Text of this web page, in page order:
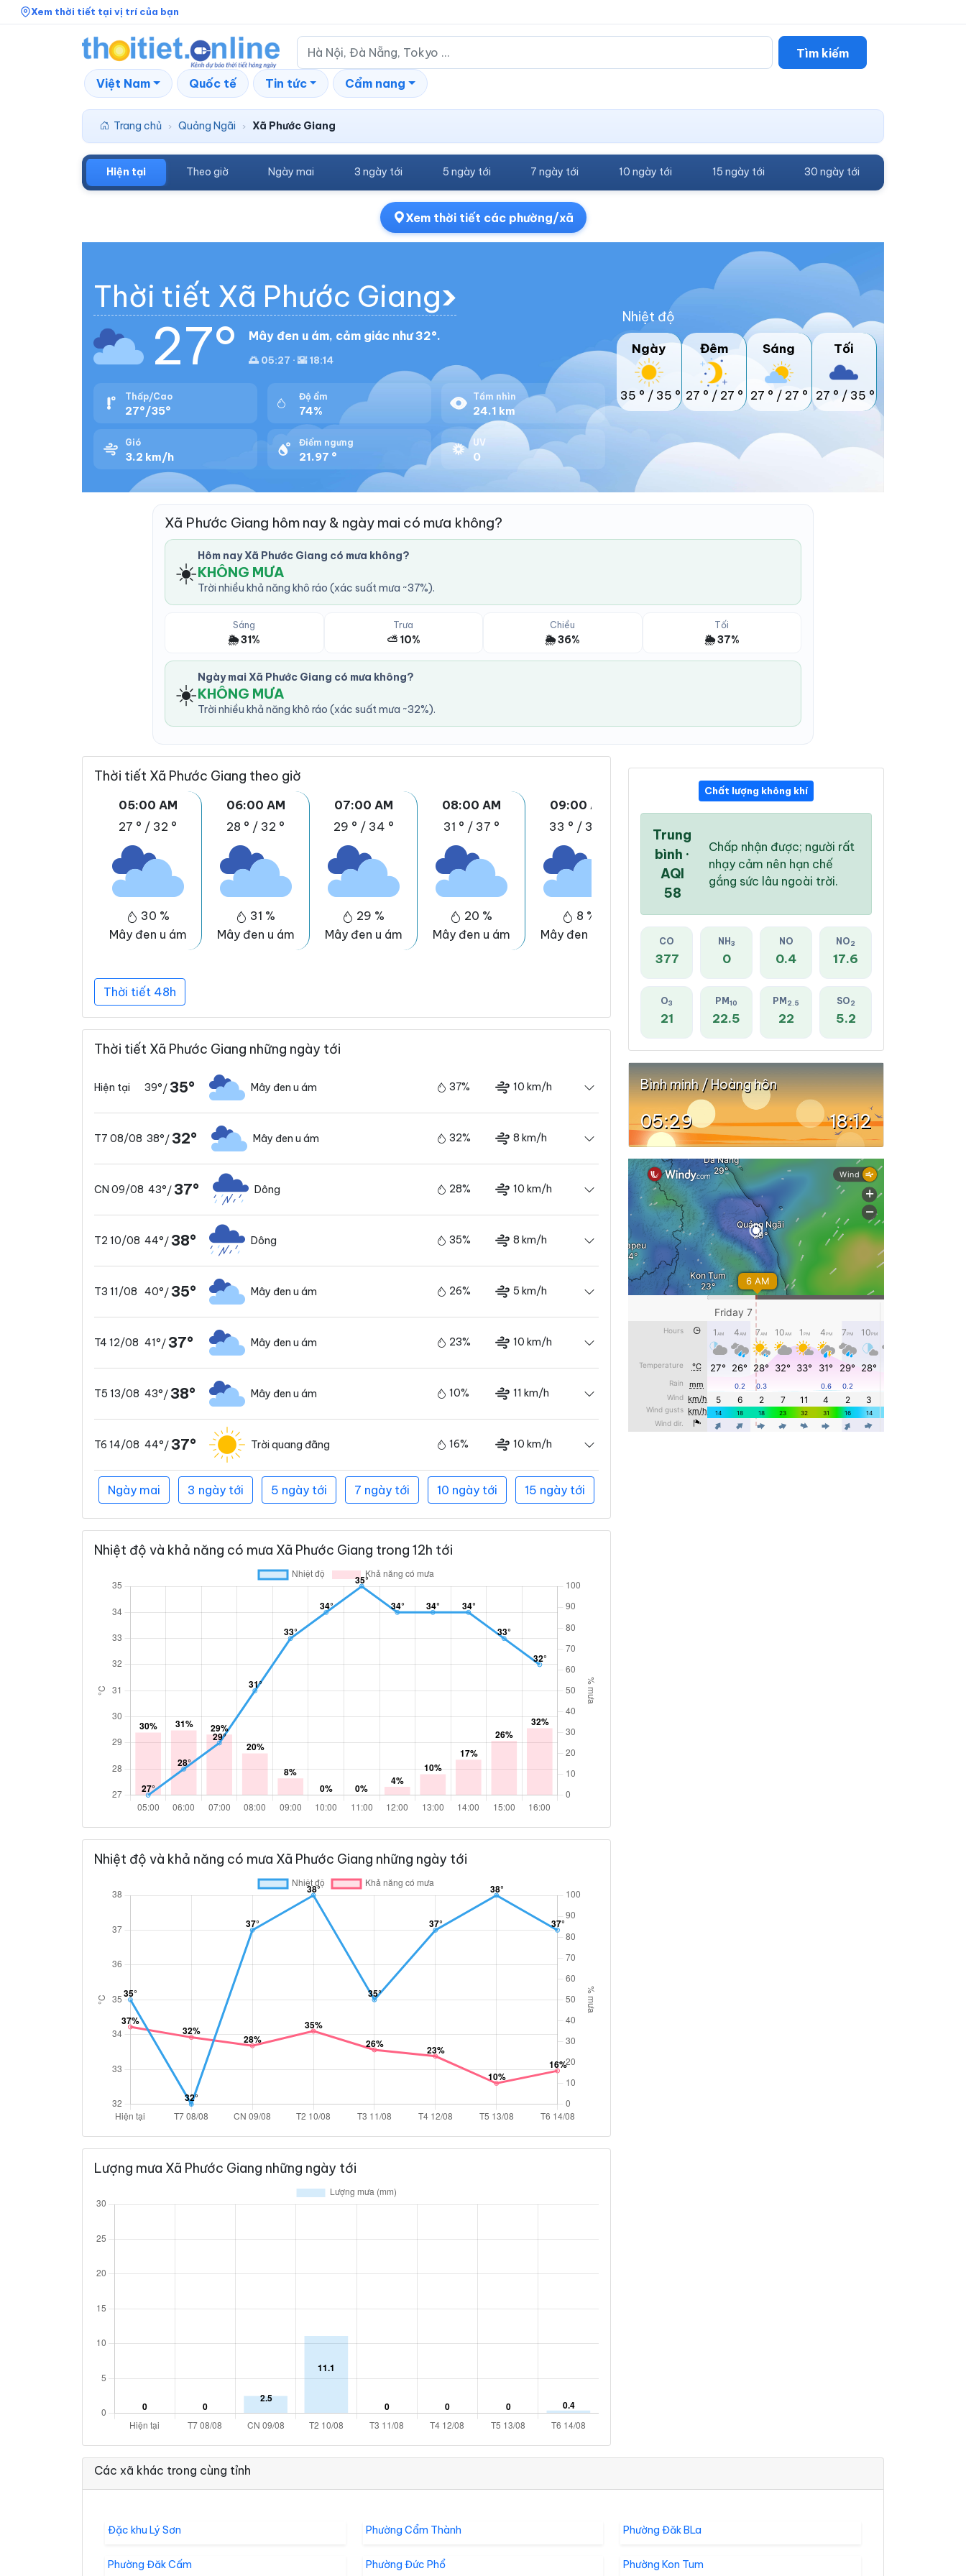
Xem thời tiết tại vị trí của bạn
Tìm kiếm
Việt Nam Quốc tế Tin tức Cẩm nang
Trang chủ › Quảng Ngãi › Xã Phước Giang
Hiện tại Theo giờ Ngày mai 3 ngày tới 5 ngày tới 7 ngày tới 10 ngày tới 15 ngày tới 30 ngày tới
Xem thời tiết các phường/xã
Thời tiết Xã Phước Giang
27° Mây đen u ám, cảm giác như 32°.
🌅 05:27 · 🌇 18:14
Thấp/Cao
27°/35°
Độ ẩm
74%
Tầm nhìn
24.1 km
Gió
3.2 km/h
Điểm ngưng
21.97 °
UV
0
Nhiệt độ
Ngày
35 ° / 35 °
Đêm
27 ° / 27 °
Sáng
27 ° / 27 °
Tối
27 ° / 35 °
Xã Phước Giang hôm nay & ngày mai có mưa không?
☀️
Hôm nay Xã Phước Giang có mưa không?
KHÔNG MƯA
Trời nhiều khả năng khô ráo (xác suất mưa ~37%).
Sáng
🌦️ 31%
Trưa
⛅ 10%
Chiều
🌦️ 36%
Tối
🌦️ 37%
☀️
Ngày mai Xã Phước Giang có mưa không?
KHÔNG MƯA
Trời nhiều khả năng khô ráo (xác suất mưa ~32%).
Thời tiết Xã Phước Giang theo giờ
05:00 AM
27 ° / 32 °
30 %
Mây đen u ám
06:00 AM
28 ° / 32 °
31 %
Mây đen u ám
07:00 AM
29 ° / 34 °
29 %
Mây đen u ám
08:00 AM
31 ° / 37 °
20 %
Mây đen u ám
09:00 AM
33 ° / 38 °
8 %
Mây đen u ám
10:00 AM
34 °
0 %
Mây đen u ám
11:00 AM
0 %
Mây đen u ám
Thời tiết 48h
Thời tiết Xã Phước Giang những ngày tới
Hiện tại 39°/35° Mây đen u ám 37% 10 km/h
T7 08/08 38°/32° Mây đen u ám 32% 8 km/h
CN 09/08 43°/37° Dông 28% 10 km/h
T2 10/08 44°/38° Dông 35% 8 km/h
T3 11/08 40°/35° Mây đen u ám 26% 5 km/h
T4 12/08 41°/37° Mây đen u ám 23% 10 km/h
T5 13/08 43°/38° Mây đen u ám 10% 11 km/h
T6 14/08 44°/37° Trời quang đãng 16% 10 km/h
Ngày mai 3 ngày tới 5 ngày tới 7 ngày tới 10 ngày tới 15 ngày tới
Nhiệt độ và khả năng có mưa Xã Phước Giang trong 12h tới
Nhiệt độ và khả năng có mưa Xã Phước Giang những ngày tới
Lượng mưa Xã Phước Giang những ngày tới
Chất lượng không khí
Trung
bình ·
AQI
58
Chấp nhận được; người rất
nhạy cảm nên hạn chế
gắng sức lâu ngoài trời.
CO
377
NH 3
0
NO
0.4
NO2
17.6
O3
21
PM 10
22.5
PM 2.5
22
SO2
5.2
Bình minh / Hoàng hôn
05:29 18:12
Các xã khác trong cùng tỉnh
Đặc khu Lý Sơn Phường Cẩm Thành Phường Đăk BLa
Phường Đăk Cấm Phường Đức Phổ Phường Kon Tum